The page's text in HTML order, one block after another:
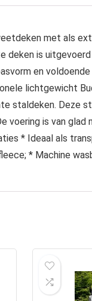
met als
deken is
en
lichtgewicht
staldeken. Deze
is van glad
* Ideaal als
* Machine